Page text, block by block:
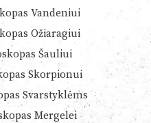
Vandeniui
Ožiaragiui
Šauliui
Skorpionui
Svarstyklėms
Mergelei